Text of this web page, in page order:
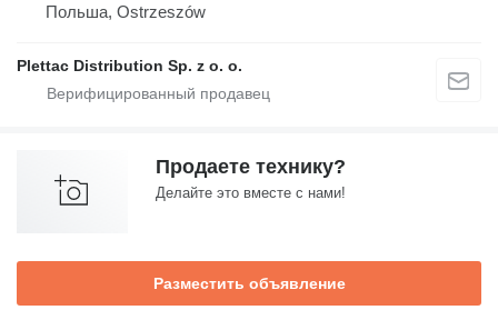
Польша, Ostrzeszów
Plettac Distribution Sp. z o. o.
Продаете технику?
Делайте это вместе с нами!
Разместить объявление